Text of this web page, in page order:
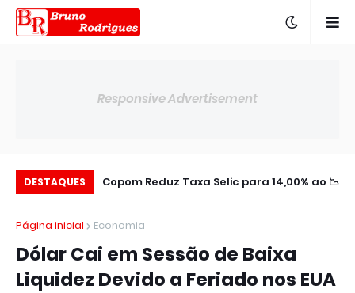
Responsive Advertisement
DESTAQUES
📉 Copom Reduz Taxa Selic para 14,00% ao
Acordo em
Página inicial
Economia
Dólar Cai em Sessão de Baixa
Liquidez Devido a Feriado nos EUA